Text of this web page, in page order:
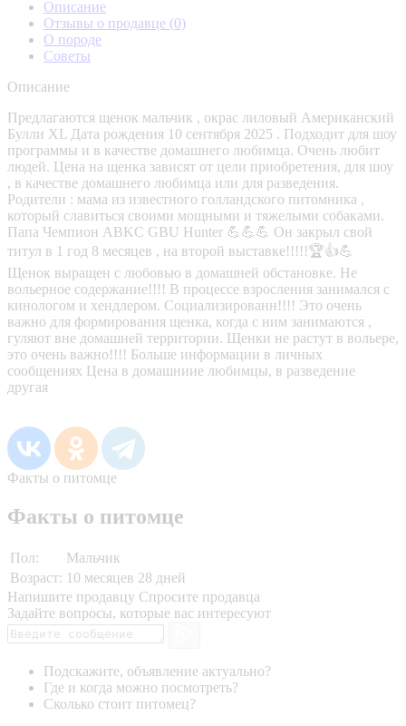
Описание
Отзывы о продавце (0)
О породе
Советы
Описание
Предлагаются щенок мальчик , окрас лиловый Американский
Булли XL Дата рождения 10 сентября 2025 . Подходит для шоу
программы и в качестве домашнего любимца. Очень любит
людей. Цена на щенка зависят от цели приобретения, для шоу
, в качестве домашнего любимца или для разведения.
Родители : мама из известного голландского питомника ,
который славиться своими мощными и тяжелыми собаками.
Папа Чемпион ABKC GBU Hunter 💪💪💪 Он закрыл свой
титул в 1 год 8 месяцев , на второй выставке!!!!!🏆👍💪
Щенок выращен с любовью в домашней обстановке. Не
вольерное содержание!!!! В процессе взросления занимался с
кинологом и хендлером. Социализированн!!!! Это очень
важно для формирования щенка, когда с ним занимаются ,
гуляют вне домашней территории. Щенки не растут в вольере,
это очень важно!!!! Больше информации в личных
сообщениях Цена в домашниие любимцы, в разведение
другая
Факты о питомце
Факты о питомце
Пол:
Мальчик
Возраст: 10 месяцев 28 дней
Напишите продавцу Спросите продавца
Задайте вопросы, которые вас интересуют
Подскажите, объявление актуально?
Где и когда можно посмотреть?
Сколько стоит питомец?